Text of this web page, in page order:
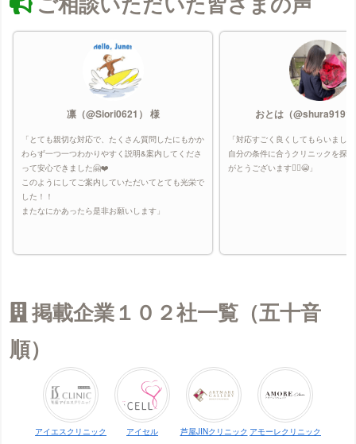
クレアクリニックの口コミ
グロウクリニック（メンズ）の口コミ
グロウクリニックの口コミ
KMクリニック（メンズ）の口コミ
KMクリニックの口コミ
恋肌（姉妹店：キレミカ）の口コミ
アモーレクリニック（旧：栄セントラルメンズ
ササラの口コミ
ジェニークリニックの口コミ
静岡中央クリニックの口コミ
シースリーの口コミ
渋谷美容外科クリニック（メンズ）の口コミ
凛（@Siori0621） 様
「とても親切な対応で、たくさん質問したにもかか
わらず一つ一つわかりやすく説明&案内してくださ
って安心できました🤗❤️
このようにしてご案内していただいてとても光栄で
した！！
またなにかあったら是非お願いします」
おとは（
「対応すごく良くしてもらいまし
自分の条件に合うクリニックを探
がとうございます🙇‍♀️😭」
掲載企業１０２社一覧（五十音
順）
アイエスクリニック アイセル 芦屋JINクリニック アモーレクリニック